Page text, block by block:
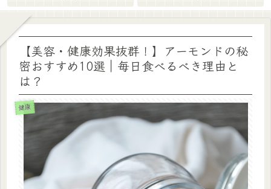
【美容・健康効果抜群！】アーモンドの秘
密おすすめ10選｜毎日食べるべき理由と
は？
健康